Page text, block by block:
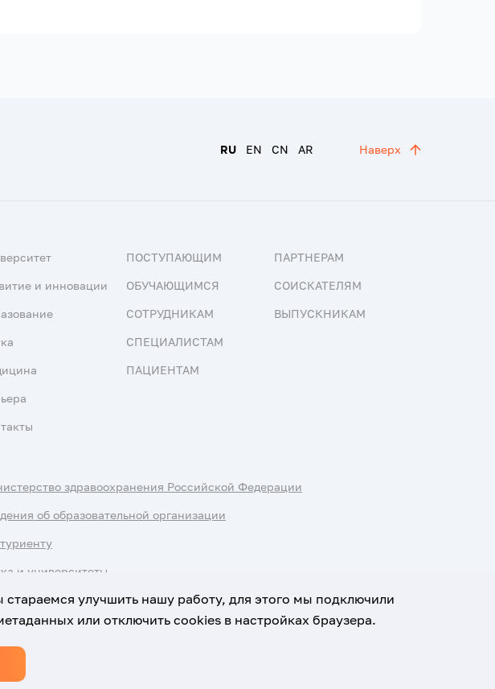
RU EN CN AR Наверх
и инновации
ПОСТУПАЮЩИМ
ОБУЧАЮЩИМСЯ
СОТРУДНИКАМ
СПЕЦИАЛИСТАМ
ПАЦИЕНТАМ
ПАРТНЕРАМ
СОИСКАТЕЛЯМ
ВЫПУСКНИКАМ
здравоохранения Российской Федерации
об образовательной организации
и университеты
персональных данных
улучшить нашу работу, для этого мы подключили
или отключить cookies в настройках браузера.